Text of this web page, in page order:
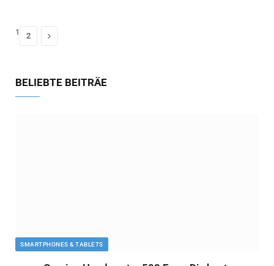
1 2 Next
BELIEBTE BEITRÄE
SMARTPHONES & TABLETS